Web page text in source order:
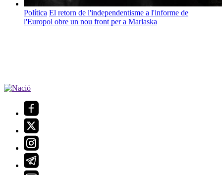
Política El retorn de l'independentisme a l'informe de
l'Europol obre un nou front per a Marlaska